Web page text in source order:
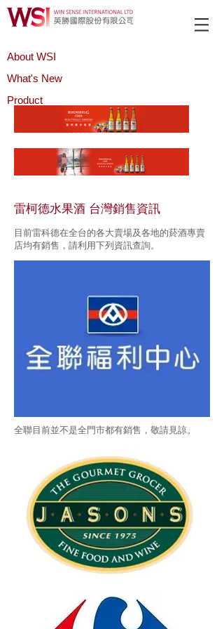
About WSI
What's New
Product
雷柯德水果酒 台灣銷售資訊
目前雷科德在全台的各大賣場及各地的菸酒專賣
店均有銷售，請利用下列資訊查詢。
全聯目前並不是全門市都有銷售，敬請見諒。